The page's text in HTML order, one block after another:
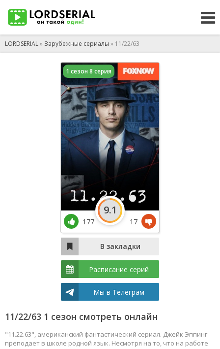
LORDSERIAL» Зарубежные сериалы » 11/22/63
11/22/63 1 сезон смотреть онлайн
"11.22.63", американский фантастический сериал. Джейк Эппинг
преподает в школе родной язык. Несмотря на то, что на работе
1 сезон 8 серия
177
9.1
17
Расписание серий
Мы в Телеграм